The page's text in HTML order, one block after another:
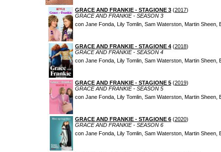
GRACE AND FRANKIE - STAGIONE 3 (2017)
GRACE AND FRANKIE - SEASON 3
con Jane Fonda, Lily Tomlin, Sam Waterston, Martin
GRACE AND FRANKIE - STAGIONE 4 (2018)
GRACE AND FRANKIE - SEASON 4
con Jane Fonda, Lily Tomlin, Sam Waterston, Martin
GRACE AND FRANKIE - STAGIONE 5 (2019)
GRACE AND FRANKIE - SEASON 5
con Jane Fonda, Lily Tomlin, Sam Waterston, Martin
GRACE AND FRANKIE - STAGIONE 6 (2020)
GRACE AND FRANKIE - SEASON 6
con Jane Fonda, Lily Tomlin, Sam Waterston, Martin